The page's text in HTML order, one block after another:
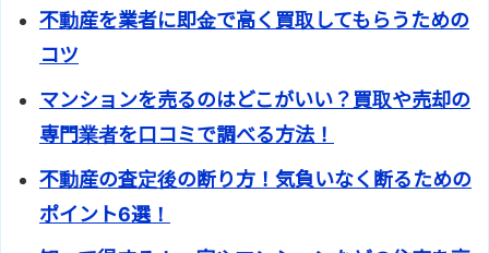
不動産を業者に即金で高く買取してもらうための
コツ
マンションを売るのはどこがいい？買取や売却の
専門業者を口コミで調べる方法！
不動産の査定後の断り方！気負いなく断るための
ポイント6選！